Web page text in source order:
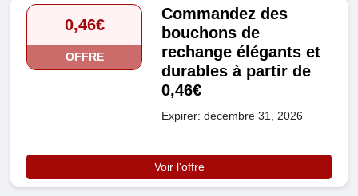
0,46€
OFFRE
Commandez des
bouchons de
rechange élégants et
durables à partir de
0,46€
Expirer: décembre 31, 2026
Voir l'offre